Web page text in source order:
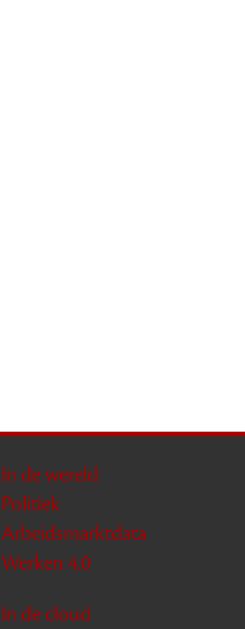
In de wereld
Politiek
Arbeidsmarktdata
Werken 4.0
In de cloud